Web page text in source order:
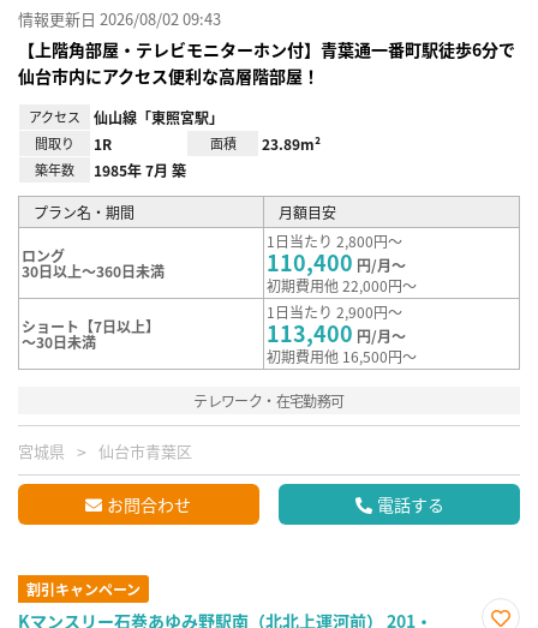
情報更新日 2026/08/02 09:43
【上階角部屋・テレビモニターホン付】青葉通一番町駅徒歩6分で
仙台市内にアクセス便利な高層階部屋！
アクセス 仙山線「東照宮駅」
間取り 1R 面積 23.89m²
築年数 1985年 7月 築
プラン名・期間 月額目安
ロング
30日以上～360日未満
1日当たり 2,800円～
110,400 円/月～
初期費用他 22,000円～
ショート【7日以上】
～30日未満
1日当たり 2,900円～
113,400 円/月～
初期費用他 16,500円～
テレワーク・在宅勤務可
宮城県 仙台市青葉区
お問合わせ 電話する
割引キャンペーン
Kマンスリー石巻あゆみ野駅南（北北上運河前） 201・